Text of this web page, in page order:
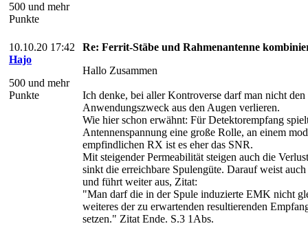
500 und mehr
Punkte
10.10.20 17:42
Hajo
500 und mehr
Punkte
Re: Ferrit-Stäbe und Rahmenantenne
Hallo Zusammen
Ich denke, bei aller Kontroverse darf man nicht den
Anwendungszweck aus den Augen verlieren.
Wie hier schon erwähnt: Für Detektorempfang
Antennenspannung eine große Rolle, an einem
empfindlichen RX ist es eher das SNR.
Mit steigender Permeabilität steigen auch die
sinkt die erreichbare Spulengüte. Darauf weist
und führt weiter aus, Zitat:
"Man darf die in der Spule induzierte EMK nicht
weiteres der zu erwartenden resultierenden
setzen." Zitat Ende. S.3 1Abs.